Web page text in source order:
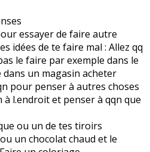
essayer de faire autre
idées de te faire mal : Allez qq
le faire par exemple dans le
un magasin acheter
pour penser à autres choses
l.endroit et penser à qqn que
ou un de tes tiroirs
un chocolat chaud et le